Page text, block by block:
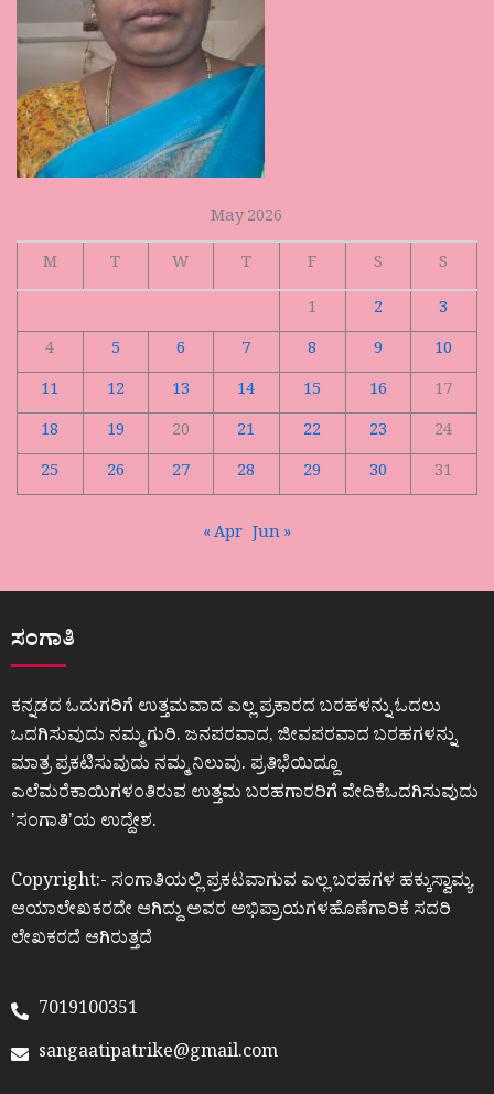
May 2026
M
T W T F S
S
1
2
3
4
5 6 7 8 9
10
11
12 13 14 15 16
17
18
19 20 21 22 23
24
25
26 27 28 29 30 31
« Apr Jun »
ಸಂಗಾತಿ
ಕನ್ನಡದ ಓದುಗರಿಗೆ ಉತ್ತಮವಾದ ಎಲ್ಲ ಪ್ರಕಾರದ ಬರಹಳನ್ನು ಓದಲು
ಒದಗಿಸುವುದು ನಮ್ಮ ಗುರಿ. ಜನಪರವಾದ, ಜೀವಪರವಾದ ಬರಹಗಳನ್ನು
ಮಾತ್ರ ಪ್ರಕಟಿಸುವುದು ನಮ್ಮ ನಿಲುವು. ಪ್ರತಿಭೆಯಿದ್ದೂ
ಎಲೆಮರೆಕಾಯಿಗಳಂತಿರುವ ಉತ್ತಮ ಬರಹಗಾರರಿಗೆ ವೇದಿಕೆಒದಗಿಸುವುದು
ʼಸಂಗಾತಿʼಯ ಉದ್ದೇಶ.
Copyright:- ಸಂಗಾತಿಯಲ್ಲಿ ಪ್ರಕಟವಾಗುವ ಎಲ್ಲ ಬರಹಗಳ ಹಕ್ಕುಸ್ವಾಮ್ಯ
ಆಯಾಲೇಖಕರದೇ ಆಗಿದ್ದು ಅವರ ಅಭಿಪ್ರಾಯಗಳಹೊಣೆಗಾರಿಕೆ ಸದರಿ
ಲೇಖಕರದೆ ಆಗಿರುತ್ತದೆ
7019100351
sangaatipatrike@gmail.com